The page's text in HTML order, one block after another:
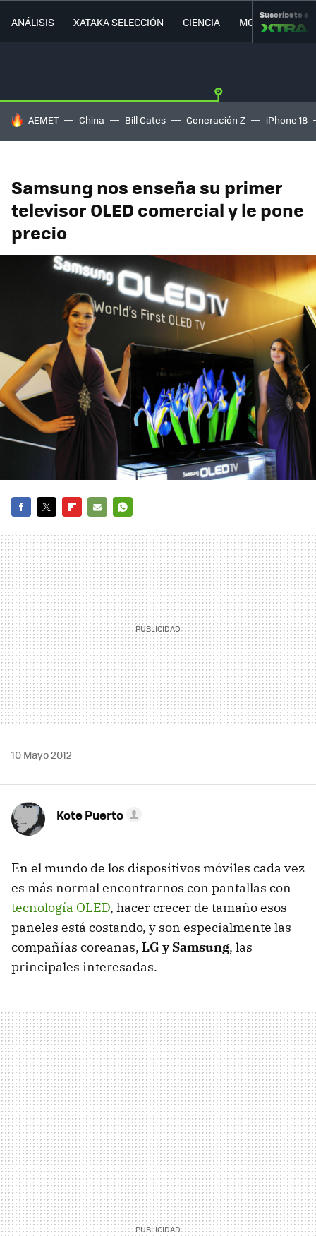
ANÁLISIS XATAKA SELECCIÓN CIENCIA MOVILIDAD
Suscríbete a
HOY SE HABLA DE
AEMET China Bill Gates Generación Z iPhone 18
Samsung nos enseña su primer
televisor OLED comercial y le pone
precio
MAIL
10 Mayo 2012
Kote Puerto
En el mundo de los dispositivos móviles cada vez
es más normal encontrarnos con pantallas con
tecnología OLED, hacer crecer de tamaño esos
paneles está costando, y son especialmente las
compañías coreanas, LG y Samsung, las
principales interesadas.